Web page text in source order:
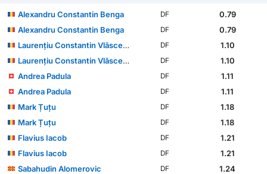
Alexandru Constantin Benga DF
0.79
Alexandru Constantin Benga
DF
0.79
Laurențiu Constantin Vlăsceanu
DF
1.10
Laurențiu Constantin Vlăsceanu
DF
1.10
Andrea Padula
DF
1.11
Andrea Padula
DF
1.11
Mark Țuțu
DF
1.18
Mark Țuțu
DF
1.18
Flavius Iacob
DF
1.21
Flavius Iacob
DF
1.21
Sabahudin Alomeroviс
DF
1.24